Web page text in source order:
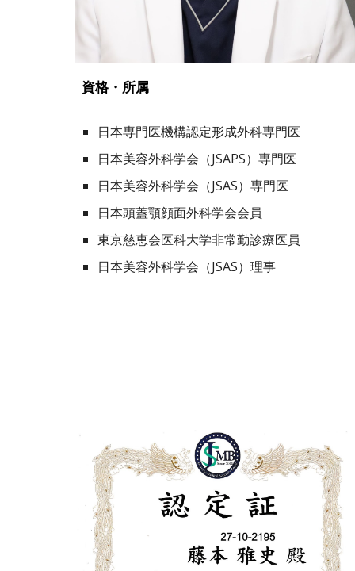
資格・所属
日本専門医機構認定形成外科専門医
日本美容外科学会（JSAPS）専門医
日本美容外科学会（JSAS）専門医
日本頭蓋顎顔面外科学会会員
東京慈恵会医科大学非常勤診療医員
日本美容外科学会（JSAS）理事